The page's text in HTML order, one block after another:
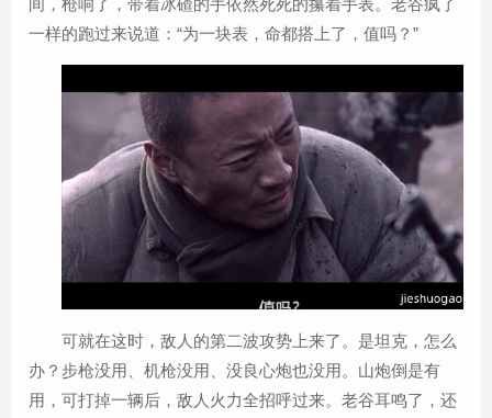
间，枪响了，带着冰碴的手依然死死的攥着手表。老谷疯了
一样的跑过来说道：“为一块表，命都搭上了，值吗？”
可就在这时，敌人的第二波攻势上来了。是坦克，怎么
办？步枪没用、机枪没用、没良心炮也没用。山炮倒是有
用，可打掉一辆后，敌人火力全招呼过来。老谷耳鸣了，还